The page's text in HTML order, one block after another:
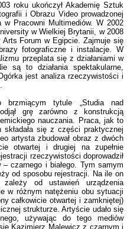
roku ukończył Akademię Sztuk
i Obrazu Video prowadzonej
w Pracowni Multimediów. W 2002
w Wielkiej Brytanii, w 2008
Arts Forum w Egipcie. Zajmuje się
fotograficzne i instalacje. W
przeplata się z działaniami w
są to działania spektakularne,
jest analiza rzeczywistości i
tytule „Studia nad
grę zarówno z konstrukcją
nauczania. Praca, jak to
się z części praktycznej
artysta zbudował obraz z dwóch
otwartej i drugiej na zupełnie
rzeczywistości doprowadził
czarnego i białego. Tym samym
od sposobu rejestracji. Na ile on
od ustawień urządzenia
w różnym natężeniu obu sytuacji
całkowicie otwartej i zamkniętej)
strukturze. Artyście udało się
używając do tego mediów
Kazimierz Malewicz z czarnym i